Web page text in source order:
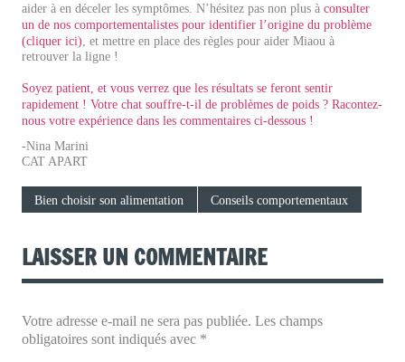
aider à en déceler les symptômes. N’hésitez pas non plus à consulter
un de nos comportementalistes pour identifier l’origine du problème
(cliquer ici) , et mettre en place des règles pour aider Miaou à
retrouver la ligne !
Soyez patient, et vous verrez que les résultats se feront sentir
rapidement ! Votre chat souffre-t-il de problèmes de poids ? Racontez-
nous votre expérience dans les commentaires ci-dessous !
-Nina Marini
CAT APART
Bien choisir son alimentation Conseils comportementaux
LAISSER UN COMMENTAIRE
Votre adresse e-mail ne sera pas publiée. Les champs
obligatoires sont indiqués avec *